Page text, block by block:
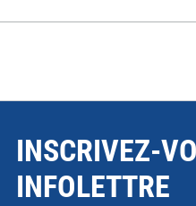
INSCRIVEZ-
INFOLETTRE